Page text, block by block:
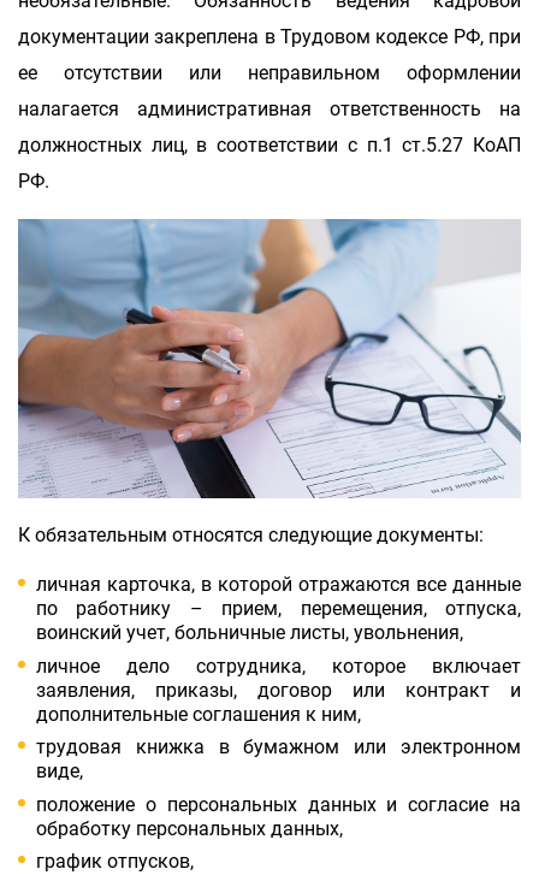
документации закреплена в Трудовом кодексе РФ, при
ее отсутствии или неправильном оформлении
налагается административная ответственность на
должностных лиц, в соответствии с п.1 ст.5.27 КоАП
РФ.
К обязательным относятся следующие документы:
личная карточка, в которой отражаются все данные
по работнику – прием, перемещения, отпуска,
воинский учет, больничные листы, увольнения,
личное дело сотрудника, которое включает
заявления, приказы, договор или контракт и
дополнительные соглашения к ним,
трудовая книжка в бумажном или электронном
виде,
положение о персональных данных и согласие на
обработку персональных данных,
график отпусков,